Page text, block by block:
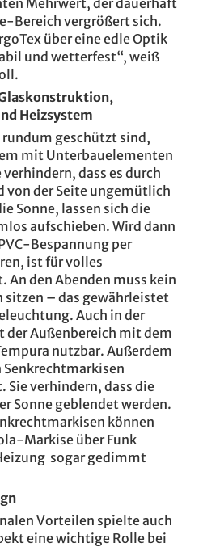
Mehrwert, der dauerhaft
Bereich vergrößert sich.
über eine edle Optik
und wetterfest“, weiß
Heizsystem
geschützt sind,
mit Unterbauelementen
verhindern, dass es durch
von der Seite ungemütlich
Sonne, lassen sich die
aufschieben. Wird dann
Bespannung per
ist für volles
den Abenden muss kein
sitzen – das gewährleistet
Auch in der
der Außenbereich mit dem
nutzbar. Außerdem
verhindern, dass die
Sonne geblendet werden.
können
Markise über Funk
sogar gedimmt
Vorteilen spielte auch
eine wichtige Rolle bei